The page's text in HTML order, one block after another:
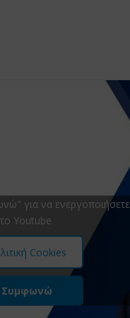
για να ενεργοποιήσετε
το Youtube
Cookies
Συμφωνώ